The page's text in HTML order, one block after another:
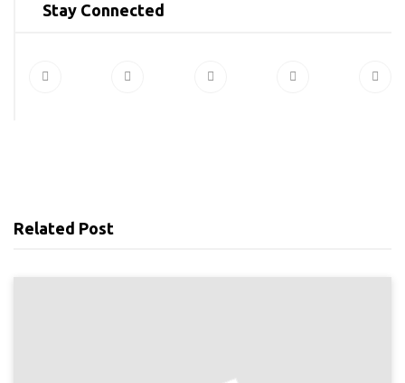
Stay Connected
Related Post